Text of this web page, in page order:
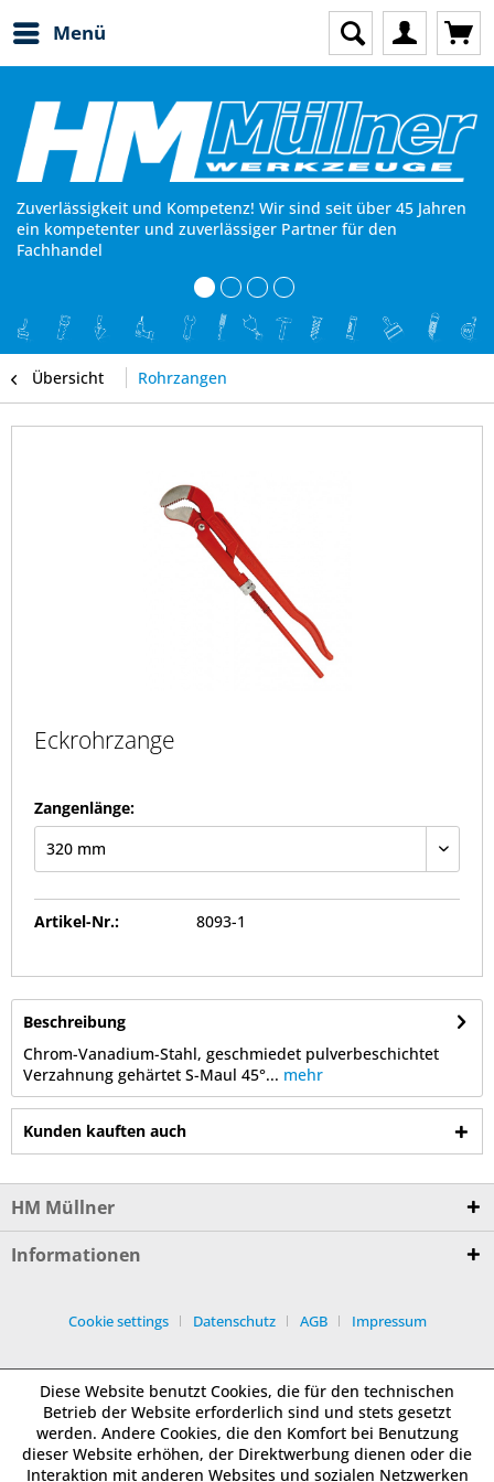
Menü
Zuverlässigkeit und Kompetenz! Wir sind seit über 45 Jahren
ein kompetenter und zuverlässiger Partner für den
Fachhandel
Übersicht Rohrzangen
Eckrohrzange
Zangenlänge:
Artikel-Nr.: 8093-1
Beschreibung
Chrom-Vanadium-Stahl, geschmiedet pulverbeschichtet
Verzahnung gehärtet S-Maul 45°... mehr
Kunden kauften auch
HM Müllner
Informationen
Cookie settings Datenschutz AGB Impressum
Diese Website benutzt Cookies, die für den technischen
Betrieb der Website erforderlich sind und stets gesetzt
werden. Andere Cookies, die den Komfort bei Benutzung
dieser Website erhöhen, der Direktwerbung dienen oder die
Interaktion mit anderen Websites und sozialen Netzwerken